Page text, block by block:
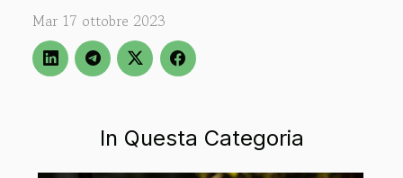
In Questa Categoria
Mar 17 ottobre 2023